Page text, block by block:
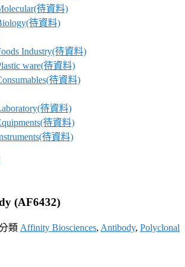
待資料)
待資料)
Industry(待資料)
ware(待資料)
待資料)
待資料)
待資料)
待資料)
(AF6432)
類 Affinity Biosciences, Antibody, Polyclonal